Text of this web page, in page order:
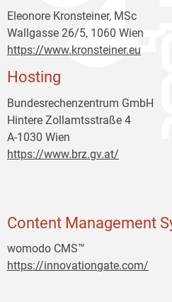
Eleonore Kronsteiner, MSc
Wallgasse 26/5, 1060 Wien
https://www.kronsteiner.eu
Hosting
Bundesrechenzentrum GmbH
Hintere Zollamtsstraße 4
A-1030 Wien
https://www.brz.gv.at/
Content Management
womodo CMS™
https://innovationgate.com/